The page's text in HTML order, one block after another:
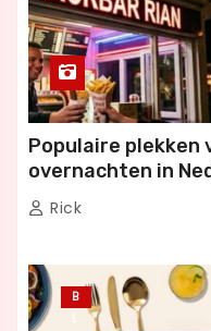
Populaire plekken
overnachten in
Rick
B
L